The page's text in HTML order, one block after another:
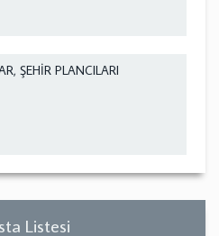
ŞEHİR PLANCILARI
Listesi